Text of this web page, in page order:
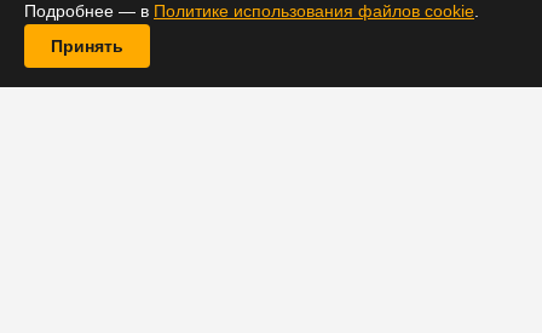
Подробнее — в Политике использования файлов cookie
Принять